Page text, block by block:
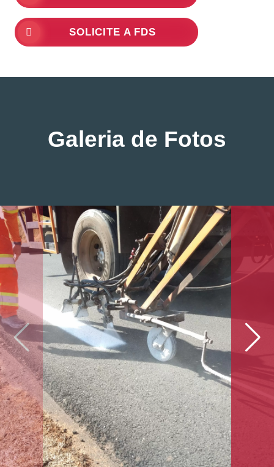
SOLICITE A FDS
Galeria de Fotos